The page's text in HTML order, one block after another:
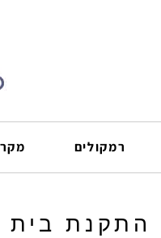
רמקולים
התקנת בית